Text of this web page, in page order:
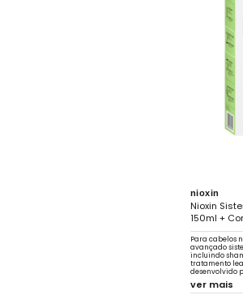
nioxin
Nioxin
150ml +
Para cabelos
avançado
incluindo
tratamento
desenvolvido
progressivo
tratados.
ver mais